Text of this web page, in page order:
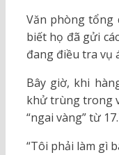
Văn phòng tổng
biết họ đã gửi
đang điều tra vụ
Bây giờ, khi
khử trùng trong
“ngai vàng” từ
“Tôi phải làm gì